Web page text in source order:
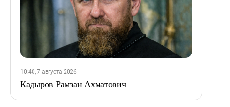
10:40, 7 августа 2026
Кадыров Рамзан Ахматович